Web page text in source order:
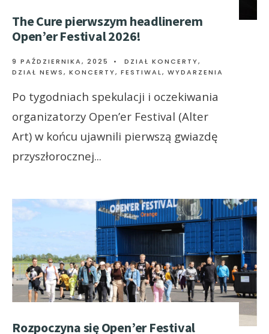
The Cure pierwszym headlinerem
Open’er Festival 2026!
9 PAŹDZIERNIKA, 2025 • DZIAŁ KONCERTY,
DZIAŁ NEWS, KONCERTY, FESTIWAL, WYDARZENIA
Po tygodniach spekulacji i oczekiwania
organizatorzy Open’er Festival (Alter
Art) w końcu ujawnili pierwszą gwiazdę
przyszłorocznej...
Rozpoczyna się Open’er Festival